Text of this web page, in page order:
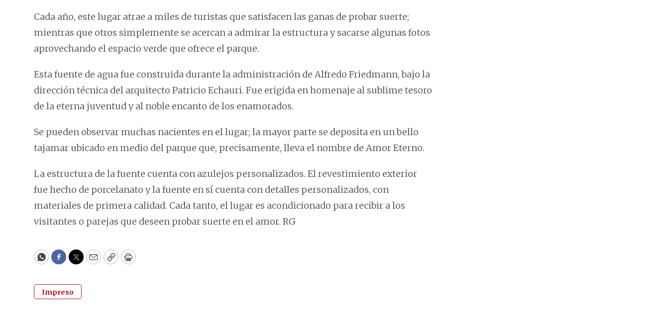
Cada año, este lugar atrae a miles de turistas que satisfacen las ganas de probar suerte;
mientras que otros simplemente se acercan a admirar la estructura y sacarse algunas fotos
aprovechando el espacio verde que ofrece el parque.
Esta fuente de agua fue construida durante la administración de Alfredo Friedmann, bajo la
dirección técnica del arquitecto Patricio Echauri. Fue erigida en homenaje al sublime tesoro
de la eterna juventud y al noble encanto de los enamorados.
Se pueden observar muchas nacientes en el lugar; la mayor parte se deposita en un bello
tajamar ubicado en medio del parque que, precisamente, lleva el nombre de Amor Eterno.
La estructura de la fuente cuenta con azulejos personalizados. El revestimiento exterior
fue hecho de porcelanato y la fuente en sí cuenta con detalles personalizados, con
materiales de primera calidad. Cada tanto, el lugar es acondicionado para recibir a los
visitantes o parejas que deseen probar suerte en el amor. RG
WhatsApp
Facebook
Twitter
EmailCopyPrint
Impreso